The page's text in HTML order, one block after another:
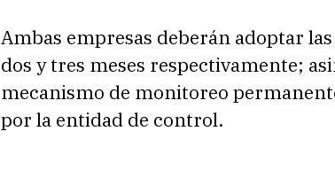
Ambas empresas deberán adoptar
dos y tres meses respectivamente;
mecanismo de monitoreo
por la entidad de control.